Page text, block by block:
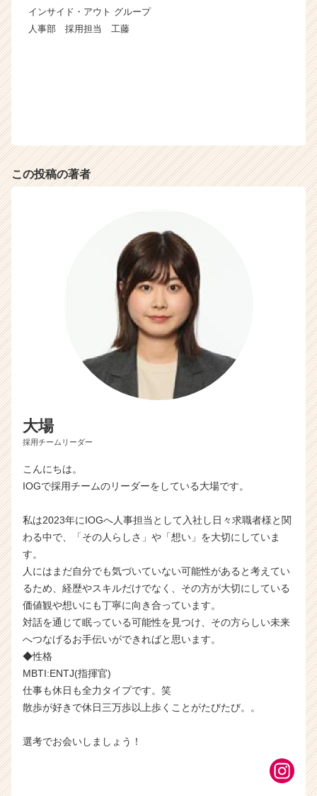
インサイド・アウト グループ
人事部 採用担当 工藤
この投稿の著者
大場
採用チームリーダー
こんにちは。
IOGで採用チームのリーダーをしている大場です。
私は2023年にIOGへ人事担当として入社し日々求職者様と関
わる中で、「その人らしさ」や「想い」を大切にしていま
す。
人にはまだ自分でも気づいていない可能性があると考えてい
るため、経歴やスキルだけでなく、その方が大切にしている
価値観や想いにも丁寧に向き合っています。
対話を通じて眠っている可能性を見つけ、その方らしい未来
へつなげるお手伝いができればと思います。
◆性格
MBTI:ENTJ(指揮官)
仕事も休日も全力タイプです。笑
散歩が好きで休日三万歩以上歩くことがたびたび。。
選考でお会いしましょう！